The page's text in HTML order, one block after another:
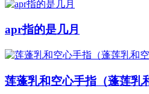
apr指的是几月
莲蓬乳和空心手指（蓬莲乳